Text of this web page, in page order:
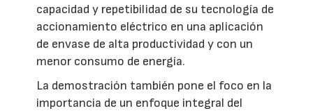
capacidad y repetibilidad de su tecnología de
accionamiento eléctrico en una aplicación
de envase de alta productividad y con un
menor consumo de energía.
La demostración también pone el foco en la
importancia de un enfoque integral del